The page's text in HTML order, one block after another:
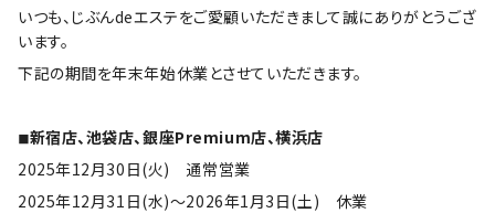
いつも、じぶんdeエステをご愛顧いただきまして誠にありがとうござ
います。
下記の期間を年末年始休業とさせていただきます。
◾︎新宿店、池袋店、銀座Premium店、横浜店
2025年12月30日(火)　通常営業
2025年12月31日(水)〜2026年1月3日(土)　休業